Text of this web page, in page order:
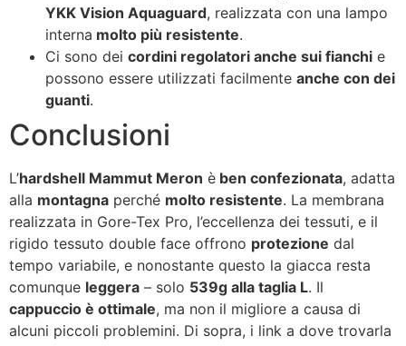
YKK Vision Aquaguard, realizzata con una lampo
interna molto più resistente.
Ci sono dei cordini regolatori anche sui fianchi e
possono essere utilizzati facilmente anche con dei
guanti.
Conclusioni
L’hardshell Mammut Meron è ben confezionata, adatta
alla montagna perché molto resistente. La membrana
realizzata in Gore-Tex Pro, l’eccellenza dei tessuti, e il
rigido tessuto double face offrono protezione dal
tempo variabile, e nonostante questo la giacca resta
comunque leggera – solo 539g alla taglia L. Il
cappuccio è ottimale, ma non il migliore a causa di
alcuni piccoli problemini. Di sopra, i link a dove trovarla